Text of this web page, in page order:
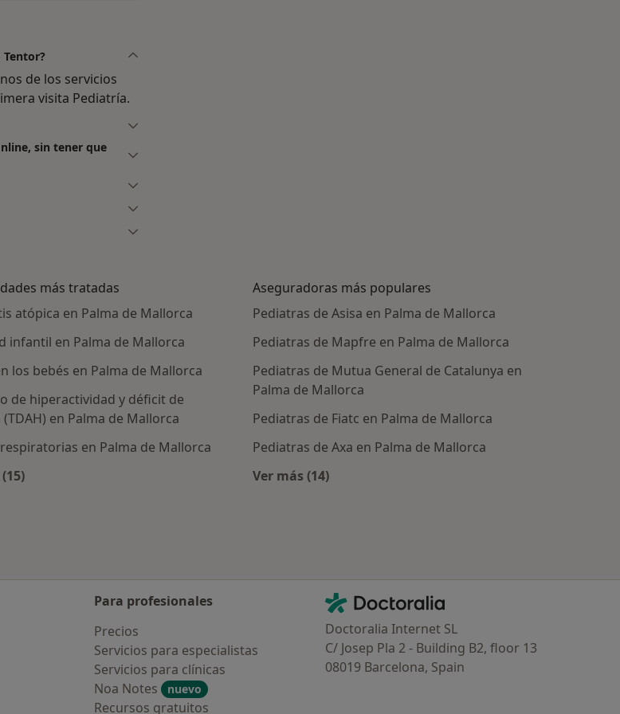
Tentor?
de los servicios
visita Pediatría.
sin tener que
más tratadas
atópica en Palma de Mallorca
infantil en Palma de Mallorca
los bebés en Palma de Mallorca
de hiperactividad y déficit de
en Palma de Mallorca
en Palma de Mallorca
Aseguradoras más populares
Pediatras de Asisa en Palma de Mallorca
Pediatras de Mapfre en Palma de Mallorca
Pediatras de Mutua General de Catalunya en
Palma de Mallorca
Pediatras de Fiatc en Palma de Mallorca
Pediatras de Axa en Palma de Mallorca
Ver más (14)
Para profesionales
Precios
Servicios para especialistas
Servicios para clínicas
Noa Notes
nuevo
Recursos gratuitos
Contacto
Doctoralia - Página de inicio
Doctoralia Internet SL
C/ Josep Pla 2 - Building B2, floor 13
08019 Barcelona, Spain